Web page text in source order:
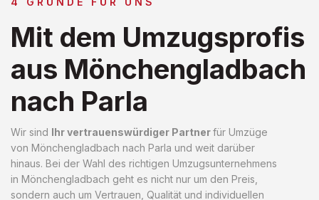
Mit dem Umzugsprofis
aus Mönchengladbach
nach Parla
Wir sind Ihr vertrauenswürdiger Partnerfür Umzüge
von Mönchengladbach nach Parla und weit darüber
hinaus. Bei der Wahl des richtigen Umzugsunternehmens
in Mönchengladbach geht es nicht nur um den Preis,
sondern auch um Vertrauen, Qualität und individuellen